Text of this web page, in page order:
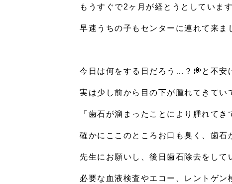
もうすぐで2 ヶ月が経とうとしています
早速うちの子もセンターに連れて来ま
今日は何をする日だろう … ？ 💭 と不安
実は少し前から目の下が腫れてきてい
「歯石が溜まったことにより腫れて
確かにここのところお口も臭く、歯石
先生にお願いし、後日歯石除去をして
必要な血液検査やエコー、レントゲン